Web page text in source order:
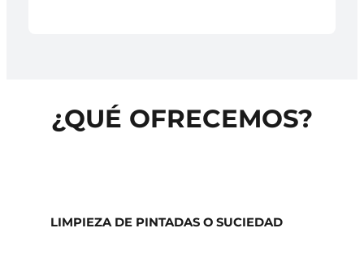
¿QUÉ OFRECEMOS?
LIMPIEZA DE PINTADAS O SUCIEDAD